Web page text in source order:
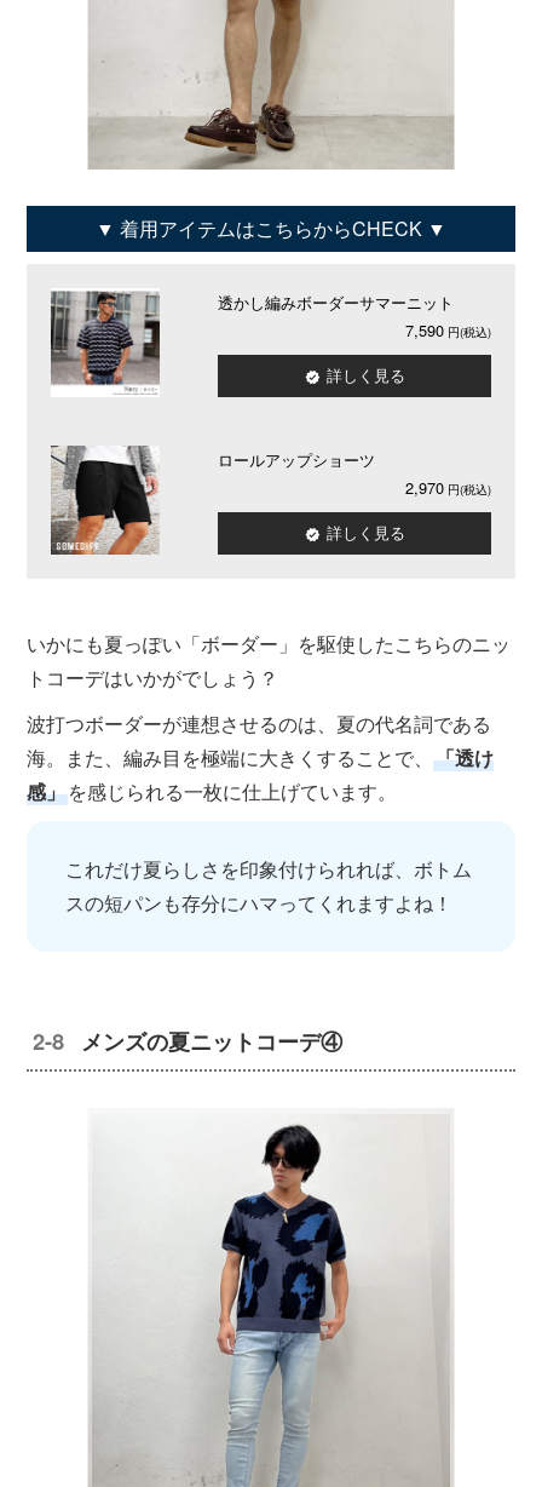
着用アイテムはこちらからCHECK
透かし編みボーダーサマーニット
7,590
詳しく見る
ロールアップショーツ
2,970
詳しく見る
いかにも夏っぽい「ボーダー」を駆使したこちらのニッ
トコーデはいかがでしょう？
波打つボーダーが連想させるのは、夏の代名詞である
海。また、編み目を極端に大きくすることで、「透け
感」を感じられる一枚に仕上げています。
これだけ夏らしさを印象付けられれば、ボトム
スの短パンも存分にハマってくれますよね！
メンズの夏ニットコーデ④